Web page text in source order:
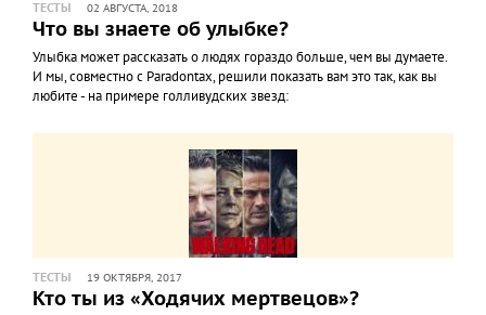
ТЕСТЫ 02 АВГУСТА, 2018
Что вы знаете об улыбке?
Улыбка может рассказать о людях гораздо больше, чем вы думаете.
И мы, совместно с Paradontax, решили показать вам это так, как вы
любите - на примере голливудских звезд:
ТЕСТЫ 19 ОКТЯБРЯ, 2017
Кто ты из «Ходячих мертвецов»?